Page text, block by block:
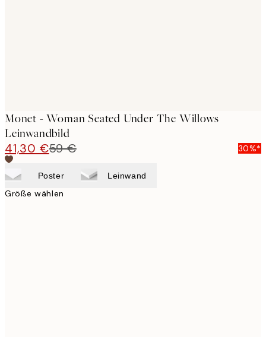
Monet - Woman Seated Under The Willows
Leinwandbild
41,30 €59 € 30%*
Poster Leinwand
Größe wählen